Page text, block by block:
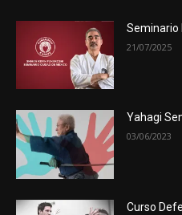
Seminario
21/07/2025
Yahagi
03/06/2023
Curso